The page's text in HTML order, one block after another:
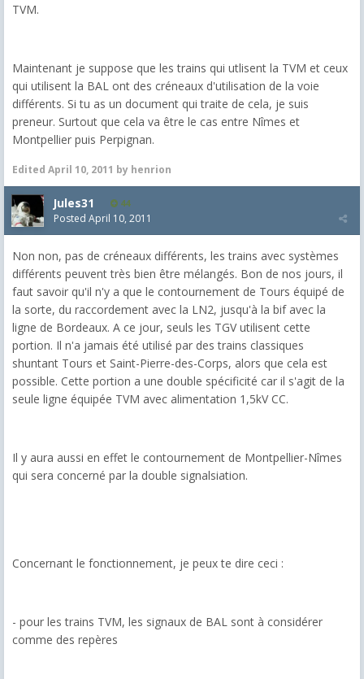
TVM.
Maintenant je suppose que les trains qui utlisent la TVM et ceux
qui utilisent la BAL ont des créneaux d'utilisation de la voie
différents. Si tu as un document qui traite de cela, je suis
preneur. Surtout que cela va être le cas entre Nîmes et
Montpellier puis Perpignan.
Edited April 10, 2011 by henrion
Jules31 44
Posted April 10, 2011
Non non, pas de créneaux différents, les trains avec systèmes
différents peuvent très bien être mélangés. Bon de nos jours, il
faut savoir qu'il n'y a que le contournement de Tours équipé de
la sorte, du raccordement avec la LN2, jusqu'à la bif avec la
ligne de Bordeaux. A ce jour, seuls les TGV utilisent cette
portion. Il n'a jamais été utilisé par des trains classiques
shuntant Tours et Saint-Pierre-des-Corps, alors que cela est
possible. Cette portion a une double spécificité car il s'agit de la
seule ligne équipée TVM avec alimentation 1,5kV CC.
Il y aura aussi en effet le contournement de Montpellier-Nîmes
qui sera concerné par la double signalsiation.
Concernant le fonctionnement, je peux te dire ceci :
- pour les trains TVM, les signaux de BAL sont à considérer
comme des repères